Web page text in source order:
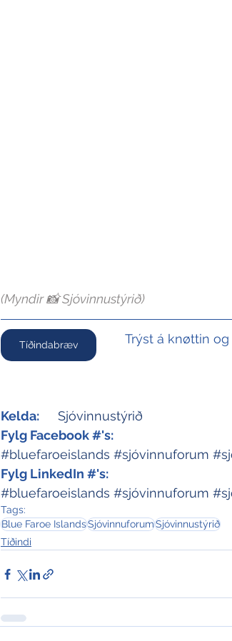
(Myndir 📸 Sjóvinnustýrið)
Tíðindabræv Trýst á knøttin
Kelda:
Sjóvinnustýrið
Fylg Facebook #'s:
#bluefaroeislands #sjóvinnuforum
Fylg LinkedIn #'s:
#bluefaroeislands #sjóvinnuforum
Tags:
Blue Faroe IslandsSjóvinnuforumSjóvinnustýrið
Tíðindi